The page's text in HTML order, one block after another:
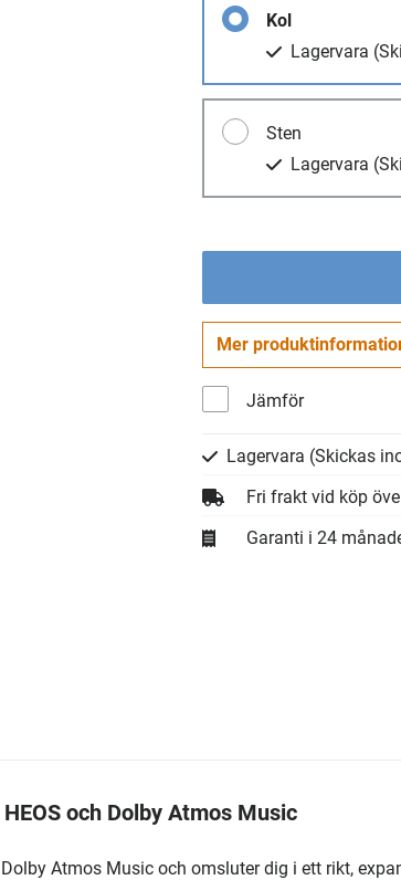
Kol
Lagervara
Sten
Lagervara
Mer
Jämför
Lagervara (Skickas
Fri frakt vid köp
Garanti i 24
och Dolby Atmos Music
Atmos Music och omsluter dig i ett rikt,